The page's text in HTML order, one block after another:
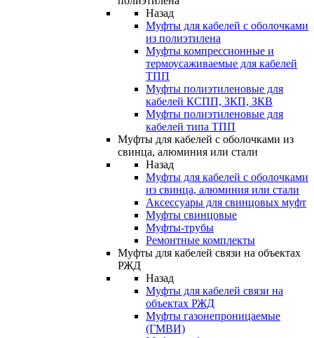
Назад
Муфты для кабелей с оболочками
из полиэтилена
Муфты компрессионные и
термоусаживаемые для кабелей
ТПП
Муфты полиэтиленовые для
кабелей КСПП, ЗКП, ЗКВ
Муфты полиэтиленовые для
кабелей типа ТПП
Муфты для кабелей с оболочками из
свинца, алюминия или стали
Назад
Муфты для кабелей с оболочками
из свинца, алюминия или стали
Аксессуары для свинцовых муфт
Муфты свинцовые
Муфты-трубы
Ремонтные комплекты
Муфты для кабелей связи на объектах
РЖД
Назад
Муфты для кабелей связи на
объектах РЖД
Муфты газонепроницаемые
(ГМВИ)